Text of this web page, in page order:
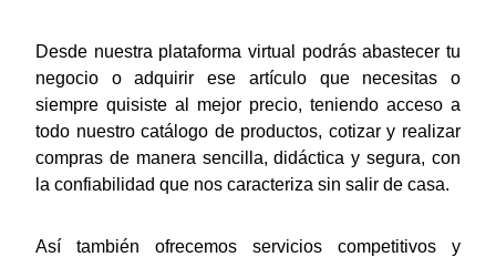
Desde nuestra plataforma virtual podrás abastecer tu
negocio o adquirir ese artículo que necesitas o
siempre quisiste al mejor precio, teniendo acceso a
todo nuestro catálogo de productos, cotizar y realizar
compras de manera sencilla, didáctica y segura, con
la confiabilidad que nos caracteriza sin salir de casa.
Así también ofrecemos servicios competitivos y